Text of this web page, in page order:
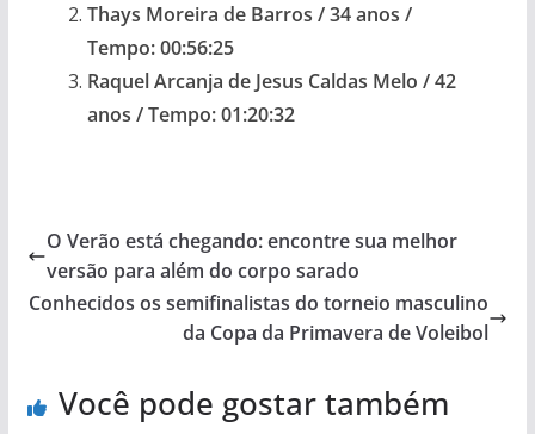
Thays Moreira de Barros / 34 anos /
Tempo: 00:56:25
Raquel Arcanja de Jesus Caldas Melo / 42
anos / Tempo: 01:20:32
O Verão está chegando: encontre sua melhor
versão para além do corpo sarado
Conhecidos os semifinalistas do torneio masculino
da Copa da Primavera de Voleibol
Você pode gostar também